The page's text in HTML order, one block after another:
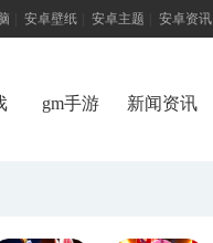
安卓壁纸 安卓主题 安卓资讯
gm手游 新闻资讯